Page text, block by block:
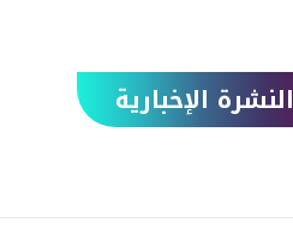
النشرة الإخبارية